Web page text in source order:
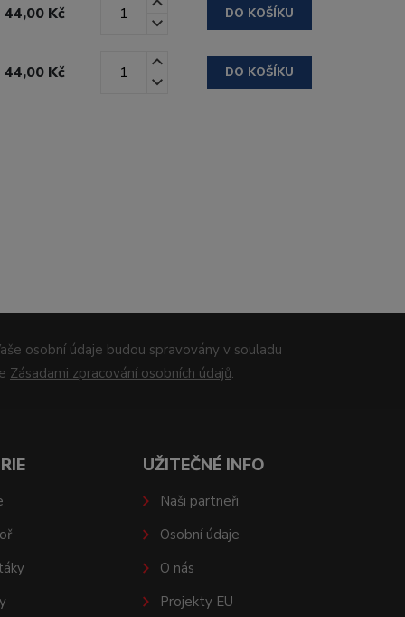
44,00 Kč DO KOŠÍKU
44,00 Kč DO KOŠÍKU
osobní údaje budou spravovány v souladu
Zásadami zpracování osobních údajů.
UŽITEČNÉ INFO
Naši partneři
Osobní údaje
O nás
Projekty EU